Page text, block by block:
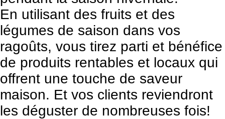
En utilisant des fruits et des
légumes de saison dans vos
ragoûts, vous tirez parti et bénéfice
de produits rentables et locaux qui
offrent une touche de saveur
maison. Et vos clients reviendront
les déguster de nombreuses fois!